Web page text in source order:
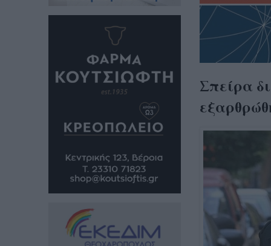
Σπείρα